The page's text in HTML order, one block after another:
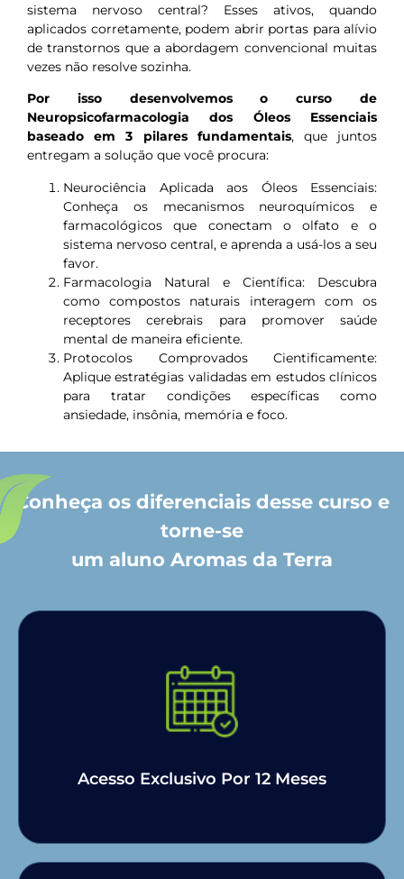
sistema nervoso central? Esses ativos, quando
aplicados corretamente, podem abrir portas para alívio
de transtornos que a abordagem convencional muitas
vezes não resolve sozinha.
Por isso desenvolvemos o curso de
Neuropsicofarmacologia dos Óleos Essenciais
baseado em 3 pilares fundamentais, que juntos
entregam a solução que você procura:
Neurociência Aplicada aos Óleos Essenciais:
Conheça os mecanismos neuroquímicos e
farmacológicos que conectam o olfato e o
sistema nervoso central, e aprenda a usá-los a seu
favor.
Farmacologia Natural e Científica: Descubra
como compostos naturais interagem com os
receptores cerebrais para promover saúde
mental de maneira eficiente.
Protocolos Comprovados Cientificamente:
Aplique estratégias validadas em estudos clínicos
para tratar condições específicas como
ansiedade, insônia, memória e foco.
Conheça os diferenciais desse curso e
torne-se
um aluno Aromas da Terra
Acesso Exclusivo Por 12 Meses